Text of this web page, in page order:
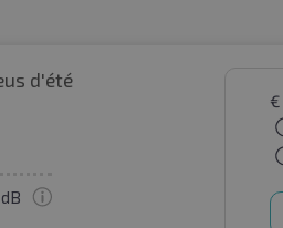
d'été
€